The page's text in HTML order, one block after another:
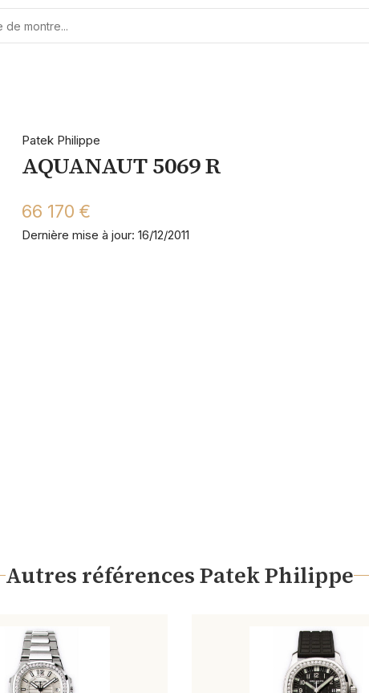
Patek Philippe
AQUANAUT 5069 R
66 170 €
Dernière mise à jour: 16/12/2011
Autres références Patek Philippe